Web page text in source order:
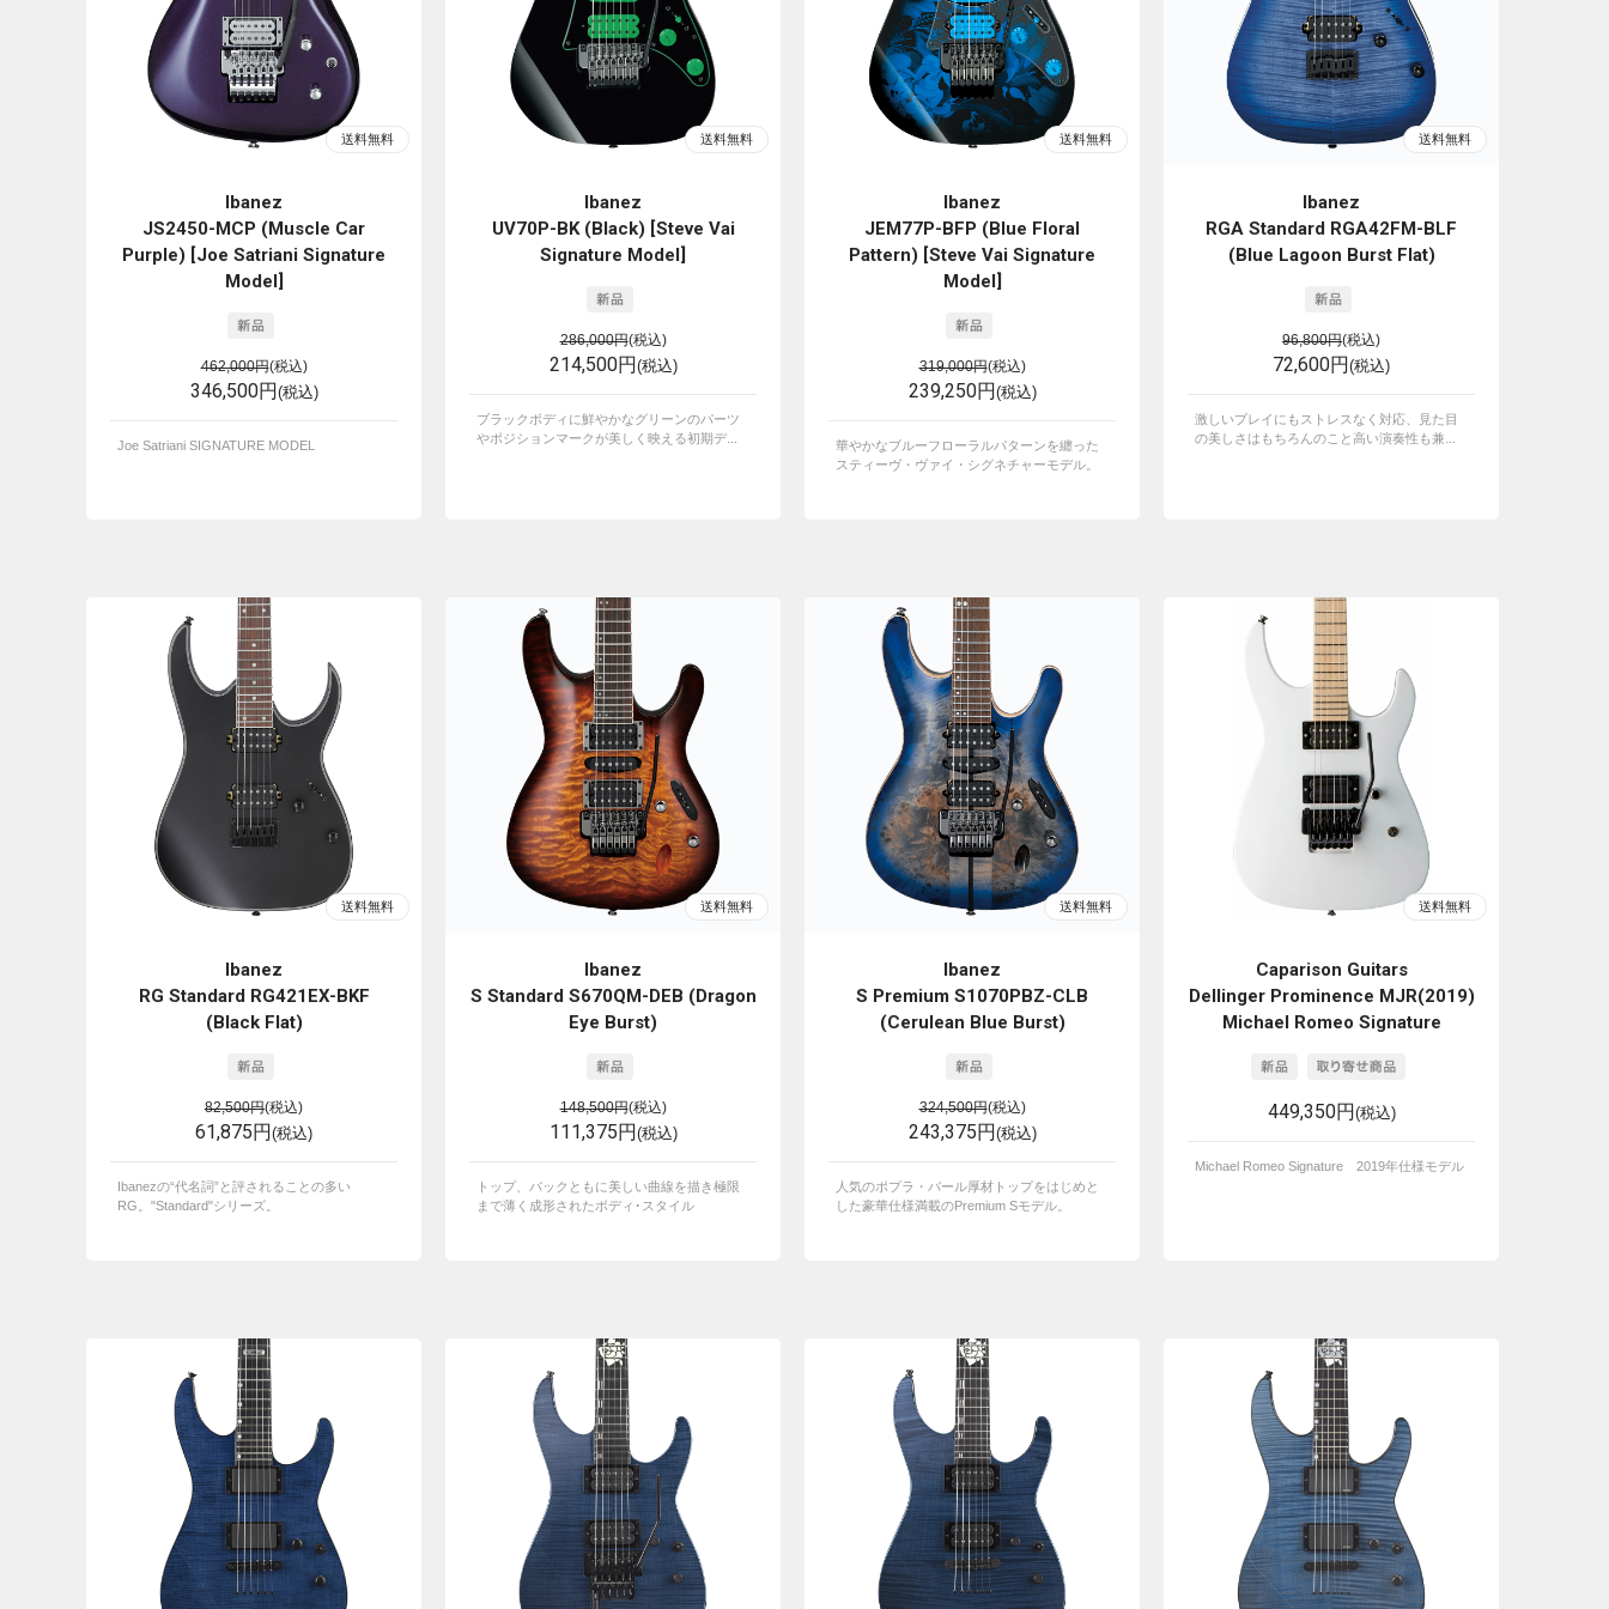
Ibanez
JS2450-MCP (Muscle Car
Purple) [Joe Satriani Signature
Model]
462,000円(税込)
346,500円 (税込)
Joe Satriani SIGNATURE MODEL
Ibanez
UV70P-BK (Black) [Steve Vai
Signature Model]
286,000円(税込)
214,500円 (税込)
ブラックボディに鮮やかなグリーンのパーツ
やポジションマークが美しく映える初期デ...
Ibanez
JEM77P-BFP (Blue Floral
Pattern) [Steve Vai Signature
Model]
319,000円(税込)
239,250円 (税込)
華やかなブルーフローラルパターンを纏った
スティーヴ・ヴァイ・シグネチャーモデル。
Ibanez
RGA Standard RGA42FM-BLF
(Blue Lagoon Burst Flat)
96,800円(税込)
72,600円 (税込)
激しいプレイにもストレスなく対応、見た目
の美しさはもちろんのこと高い演奏性も兼...
Ibanez
RG Standard RG421EX-BKF
(Black Flat)
82,500円(税込)
61,875円 (税込)
Ibanezの“代名詞”と評されることの多い
RG。"Standard"シリーズ。
Ibanez
S Standard S670QM-DEB (Dragon
Eye Burst)
148,500円(税込)
111,375円 (税込)
トップ、バックともに美しい曲線を描き極限
まで薄く成形されたボディ･スタイル
Ibanez
S Premium S1070PBZ-CLB
(Cerulean Blue Burst)
324,500円(税込)
243,375円 (税込)
人気のポプラ・バール厚材トップをはじめと
した豪華仕様満載のPremium Sモデル。
Caparison Guitars
Dellinger Prominence MJR(2019)
Michael Romeo Signature
449,350円 (税込)
Michael Romeo Signature 2019年仕様モデル